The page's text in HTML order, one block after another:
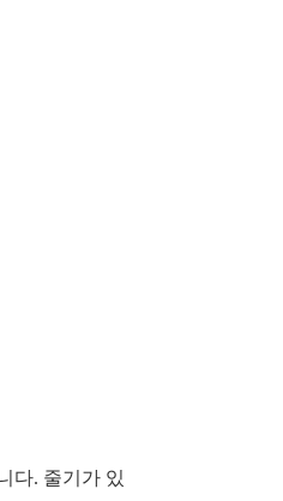
다. 줄기가 있